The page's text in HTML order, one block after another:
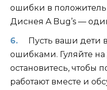
ошибки в
Диснея A Bug’s —
Пусть ваши дети
ошибками. Гуляйте на
остановитесь, чтобы
работают вместе и